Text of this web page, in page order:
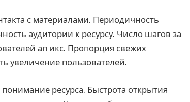
с материалами. Периодичность
аудитории к ресурсу. Число шагов за
ап икс. Пропорция свежих
увеличение пользователей.
ресурса. Быстрота открытия